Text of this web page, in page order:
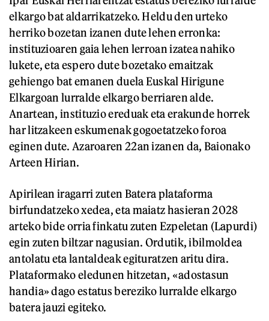
elkargo bat aldarrikatzeko. Heldu den urteko
herriko bozetan izanen dute lehen erronka:
instituzioaren gaia lehen lerroan izatea nahiko
lukete, eta espero dute bozetako emaitzak
gehiengo bat emanen duela Euskal Hirigune
Elkargoan lurralde elkargo berriaren alde.
Anartean, instituzio ereduak eta erakunde horrek
har litzakeen eskumenak gogoetatzeko foroa
eginen dute. Azaroaren 22an izanen da, Baionako
Arteen Hirian.
Apirilean iragarri zuten Batera plataforma
birfundatzeko xedea, eta maiatz hasieran 2028
arteko bide orria finkatu zuten Ezpeletan (Lapurdi)
egin zuten biltzar nagusian. Ordutik, ibilmoldea
antolatu eta lantaldeak egituratzen aritu dira.
Plataformako eledunen hitzetan, «adostasun
handia» dago estatus bereziko lurralde elkargo
batera jauzi egiteko.